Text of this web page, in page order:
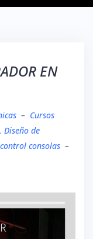
EN
– Cursos
, Diseño de
consolas –